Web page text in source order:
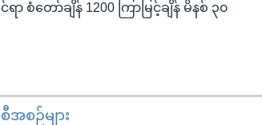
စံတော်ချိန် 1200 ကြာမြင့်ချိန် မိနစ် ၃၀
စဉ်များ